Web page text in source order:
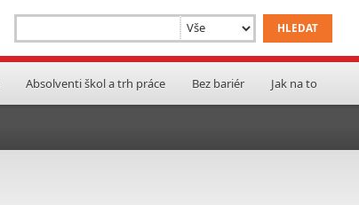
Absolventi škol a trh práce Bez bariér Jak na to